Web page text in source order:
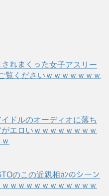
されまくった女子アスリー
覧くださいｗｗｗｗｗｗｗ
イドルのオーディオに落ち
エロいｗｗｗｗｗｗｗｗ
のこの近親相ｶﾝのシーン
ｗｗｗｗｗｗｗｗｗｗｗ